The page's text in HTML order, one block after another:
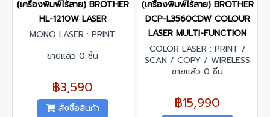
(เครื่องพิมพ์ไร้สาย) BROTHER
HL-1210W LASER
MONO LASER : PRINT
ขายแล้ว 0 ชิ้น
฿3,590
สั่งซื้อสินค้า
(เครื่องพิมพ์ไร้สาย) BROTHER
DCP-L3560CDW COLOUR
LASER MULTI-FUNCTION
COLOR LASER : PRINT /
SCAN / COPY / WIRELESS
ขายแล้ว 0 ชิ้น
฿15,990